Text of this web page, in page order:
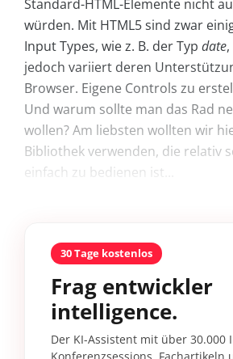
Standard-HTML-Elemente nicht
würden. Mit HTML5 sind zwar
Input Types, wie z. B. der Typ date
jedoch variiert deren
Browser. Eigene Controls zu
Und warum sollte man das Rad
wollen? Am liebsten wollten wir
Bibliothek verwenden, die relativ
einfach zu bedienen ist...
30 Tage kostenlos
Frag entwickler
intelligence.
Der KI-Assistent mit über 30.000
Konferenzsessions, Fachartikeln